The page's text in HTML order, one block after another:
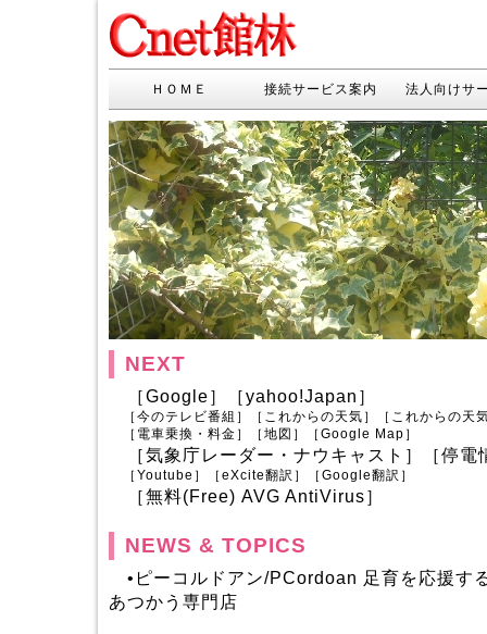
ＨＯＭＥ 接続サービス案内 法人向けサ
NEXT
［Google］［yahoo!Japan ］
［ 今のテレビ番組 ］［ これからの天気 ］［ これからの天
［ 電車乗換・料金 ］［ 地図 ］［ Google Map ］
［気象庁レーダー・ナウキャスト ］［停電
［ Youtube ］［ eXcite翻訳 ］［ Google翻訳 ］
［無料(Free) AVG AntiVirus］
NEWS & TOPICS
• ピーコルドアン/PCordoan 足育を応援す
あつかう専門店